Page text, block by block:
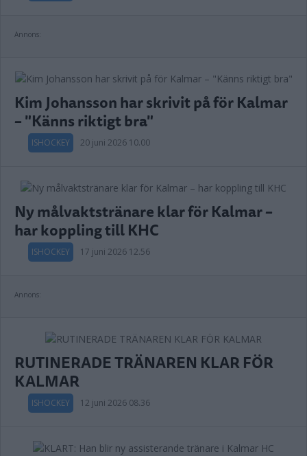
Annons:
Kim Johansson har skrivit på för Kalmar
– "Känns riktigt bra"
ISHOCKEY 20 juni 2026 10.00
Ny målvaktstränare klar för Kalmar –
har koppling till KHC
ISHOCKEY 17 juni 2026 12.56
Annons:
RUTINERADE TRÄNAREN KLAR FÖR
KALMAR
ISHOCKEY 12 juni 2026 08.36